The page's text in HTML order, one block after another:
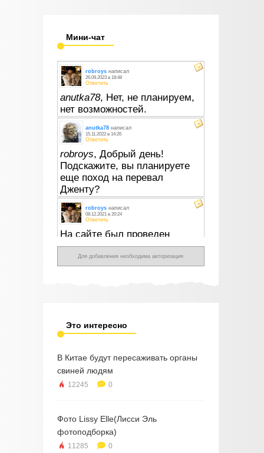
Мини-чат
Для добавления необходима авторизация
Это интересно
В Китае будут пересаживать органы
свиней людям
12245 0
Фото Lissy Elle(Лисси Эль
фотоподборка)
11285 0